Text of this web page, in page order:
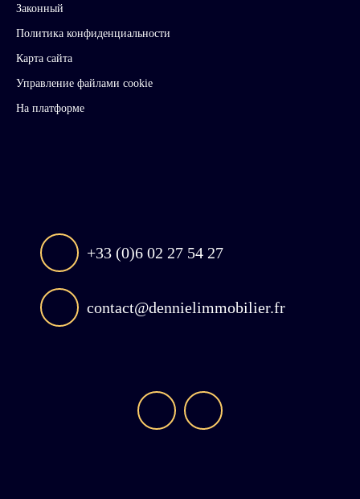
Законный
Политика конфиденциальности
Карта сайта
Управление файлами cookie
На платформе
+33 (0)6 02 27 54 27
contact@dennielimmobilier.fr